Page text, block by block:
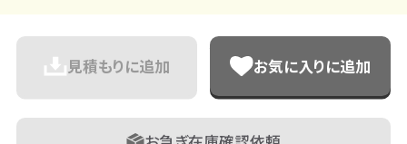
見積もりに追加 お気に入りに追加